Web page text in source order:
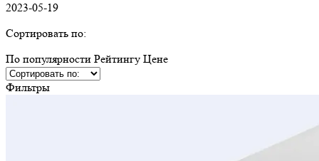
2023-05-19
Сортировать по:
По популярности Рейтингу Ценe
Фильтры